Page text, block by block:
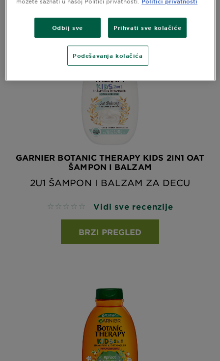
GARNIER BOTANIC THERAPY KIDS 2IN1 OAT
ŠAMPON I BALZAM
2U1 ŠAMPON I BALZAM ZA DECU
No reviews Vidi sve recenzije
BRZI PREGLED
Odbij sve Prihvati sve kolačiće
Podešavanja kolačića